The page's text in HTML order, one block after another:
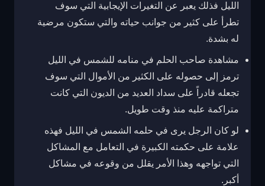
الليل فذلك يعبر عن التغيرات الإيجابية التي سوف
تطرأ على كثير من جوانب حياته والتي ستكون مرضية
له بشدة.
مشاهدة صاحب الحلم في منامه للشمس في الليل
ترمز إلى حصوله على الكثير من الأموال التي سوف
تجعله قادراً على سداد العديد من الديون التي كانت
متراكمة عليه منذ وقت طويل.
لو كان الرجل يرى في حلمه الشمس في الليل فهذه
علامة على حكمته الكبيرة في التعامل مع المشاكل
التي تواجهه وهذا الأمر يقلل من وقوعه في مشاكل
أكبر.